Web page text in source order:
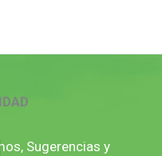
Sugerencias y